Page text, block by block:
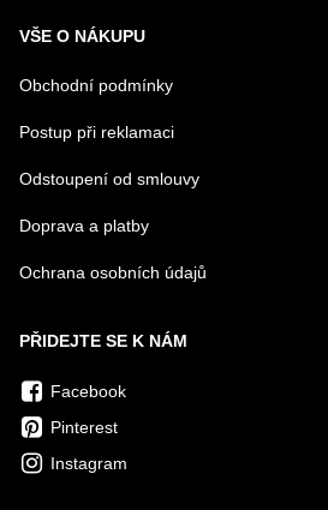
VŠE O NÁKUPU
Obchodní podmínky
Postup při reklamaci
Odstoupení od smlouvy
Doprava a platby
Ochrana osobních údajů
PŘIDEJTE SE K NÁM
Facebook
Pinterest
Instagram